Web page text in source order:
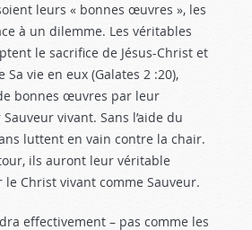
leurs « bonnes œuvres », les
à un dilemme. Les véritables
le sacrifice de Jésus-Christ et
Sa vie en eux (Galates 2 :20),
bonnes œuvres par leur
vivant. Sans l’aide du
luttent en vain contre la chair.
ils auront leur véritable
le Christ vivant comme Sauveur.
effectivement – pas comme les